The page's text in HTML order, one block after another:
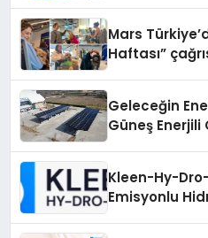
Mars
Haftası”
Geleceğin
Güneş
Kleen-Hy-
Emisyonlu